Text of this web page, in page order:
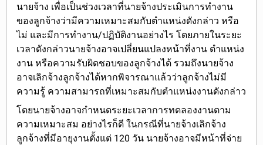
นายจ้าง เพื่อเป็นช่วงเวลาที่นายจ้างประเมินการทำงาน
ของลูกจ้างว่ามีความเหมาะสมกับตำแหน่งดังกล่าว หรือ
ไม่ และมีการทำงาน/ปฏิบัติงานอย่างไร โดยภายในระยะ
เวลาดังกล่าวนายจ้างอาจเปลี่ยนแปลงหน้าที่งาน ตำแหน่ง
งาน หรือความรับผิดชอบของลูกจ้างได้ รวมถึงนายจ้าง
อาจเลิกจ้างลูกจ้างได้หากพิจารณาแล้วว่าลูกจ้างไม่มี
ความรู้ ความสามารถที่เหมาะสมกับตำแหน่งงานดังกล่าว
โดยนายจ้างอาจกำหนดระยะเวลาการทดลองงานตาม
ความเหมาะสม อย่างไรก็ดี ในกรณีที่นายจ้างเลิกจ้าง
ลูกจ้างที่มีอายุงานตั้งแต่ 120 วัน นายจ้างอาจมีหน้าที่จ่าย